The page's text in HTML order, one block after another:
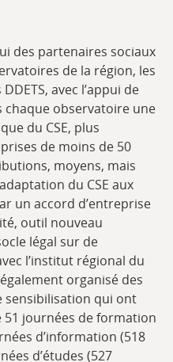
des partenaires sociaux
de la région, les
avec l’appui de
chaque observatoire une
du CSE, plus
de moins de 50
moyens, mais
du CSE aux
un accord d’entreprise
outil nouveau
légal sur de
l’institut régional du
également organisé des
sensibilisation qui ont
51 journées de formation
d’information (518
d’études (527